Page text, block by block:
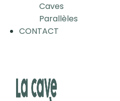
Caves
Parallèles
CONTACT